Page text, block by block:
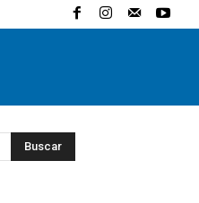
Buscar